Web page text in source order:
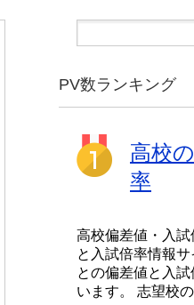
PV数ランキング
高校
率
高校偏差値・入
と入試倍率情報
との偏差値と入
います。 志望校